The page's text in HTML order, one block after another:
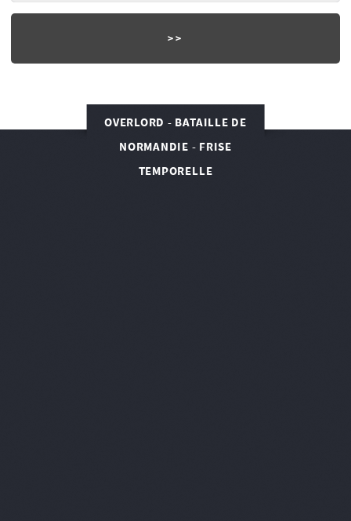
OVERLORD - BATAILLE DE
NORMANDIE - FRISE
TEMPORELLE